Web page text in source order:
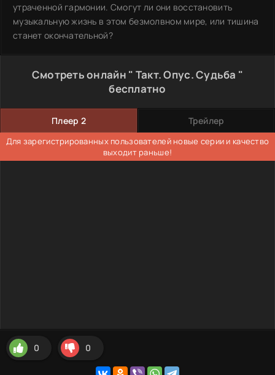
утраченной гармонии. Смогут ли они восстановить
музыкальную жизнь в этом безмолвном мире, или тишина
станет окончательной?
Смотреть онлайн " Такт. Опус. Судьба "
бесплатно
Плеер 2 Трейлер
Для зарегистрированных пользователей новые серии и качество
выходит раньше!
0 0